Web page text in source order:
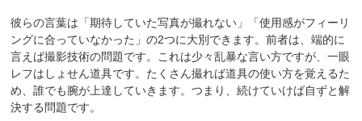
彼らの言葉は「期待していた写真が撮れない」「使用感がフィーリ
ングに合っていなかった」の2つに大別できます。前者は、端的に
言えば撮影技術の問題です。これは少々乱暴な言い方ですが、一眼
レフはしょせん道具です。たくさん撮れば道具の使い方を覚えるた
め、誰でも腕が上達していきます。つまり、続けていけば自ずと解
決する問題です。